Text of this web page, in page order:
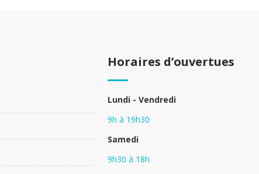
Horaires d’ouvertues
Lundi - Vendredi
9h à 19h30
Samedi
9h30 à 18h